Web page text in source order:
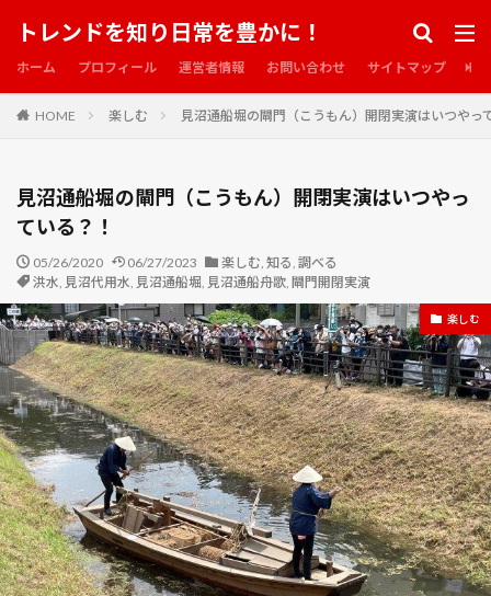
トレンドを知り日常を豊かに！
ホーム プロフィール 運営者情報 お問い合わせ サイトマップ
HOME 楽しむ 見沼通船堀の閘門（こうもん）開閉実演はいつやっ
見沼通船堀の閘門（こうもん）開閉実演はいつやっ
ている？！
05/26/2020 06/27/2023 楽しむ, 知る, 調べる
洪水, 見沼代用水, 見沼通船堀, 見沼通船舟歌, 閘門開閉実演
楽しむ